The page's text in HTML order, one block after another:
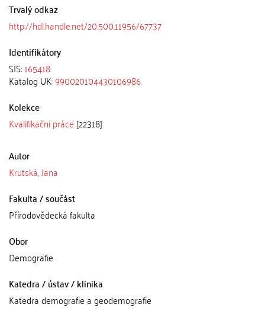
Trvalý odkaz
http://hdl.handle.net/20.500.11956/67737
Identifikátory
SIS:165418
Katalog UK:990020104430106986
Kolekce
Kvalifikační práce [22318]
Autor
Krutská, Jana
Fakulta / součást
Přírodovědecká fakulta
Obor
Demografie
Katedra / ústav / klinika
Katedra demografie a geodemografie